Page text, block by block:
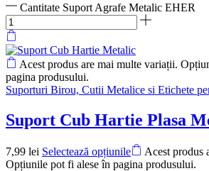
Cantitate Suport Agrafe Metalic EHER
Acest produs are mai multe variații.
pagina produsului.
Suporturi Birou, Cutii Metalice si Etichete
Suport Cub Hartie Plasa
7,99 lei Selectează opțiunile
Acest produs
Opțiunile pot fi alese în pagina produsului.